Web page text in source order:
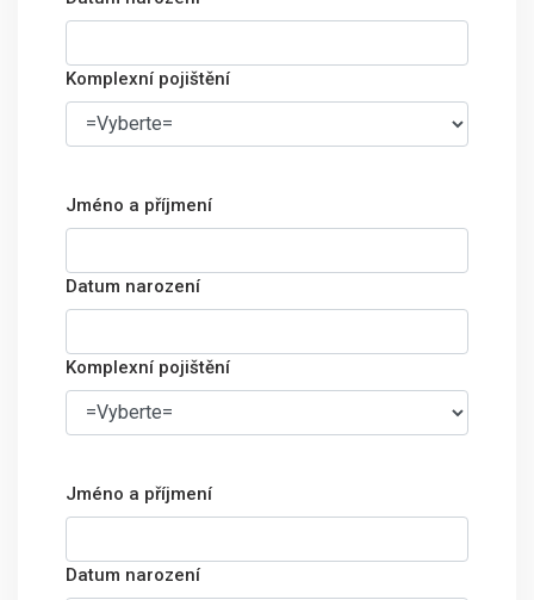
Komplexní pojištění
Jméno a příjmení
Datum narození
Komplexní pojištění
Jméno a příjmení
Datum narození